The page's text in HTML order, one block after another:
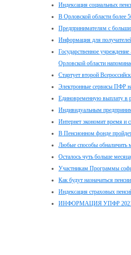
Индексация социальных
В Орловской области более
Предпринимателям с
Информация для
Государственное
Орловской области
Стартует второй
Электронные сервисы ПФР
Единовременную выплату в
Индивидуальным
Интернет экономит время и
В Пенсионном фонде
Любые способы обналичить
Осталось чуть больше
Участникам Программы
Как будут назначаться
Индексация страховых
ИНФОРМАЦИЯ УПФР